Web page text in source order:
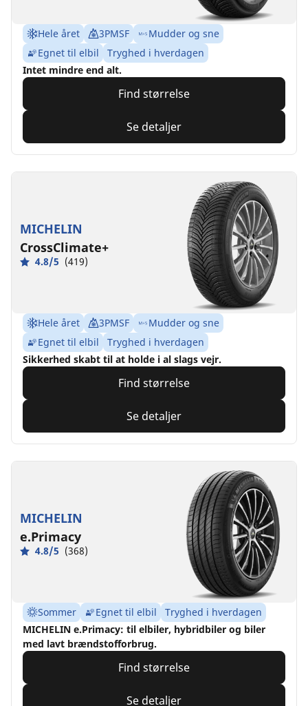
Hele året 3PMSF
Mudder og sne
Egnet til elbil
Tryghed i hverdagen
Intet mindre end alt.
Find størrelse
Se detaljer
MICHELIN
CrossClimate+
4.8/5 (419)
Hele året 3PMSF
Mudder og sne
Egnet til elbil
Tryghed i hverdagen
Sikkerhed skabt til at holde i al slags vejr.
Find størrelse
Se detaljer
MICHELIN
e.Primacy
4.8/5 (368)
Sommer Egnet til elbil
Tryghed i hverdagen
MICHELIN e.Primacy: til elbiler, hybridbiler og biler
med lavt brændstofforbrug.
Find størrelse
Se detaljer